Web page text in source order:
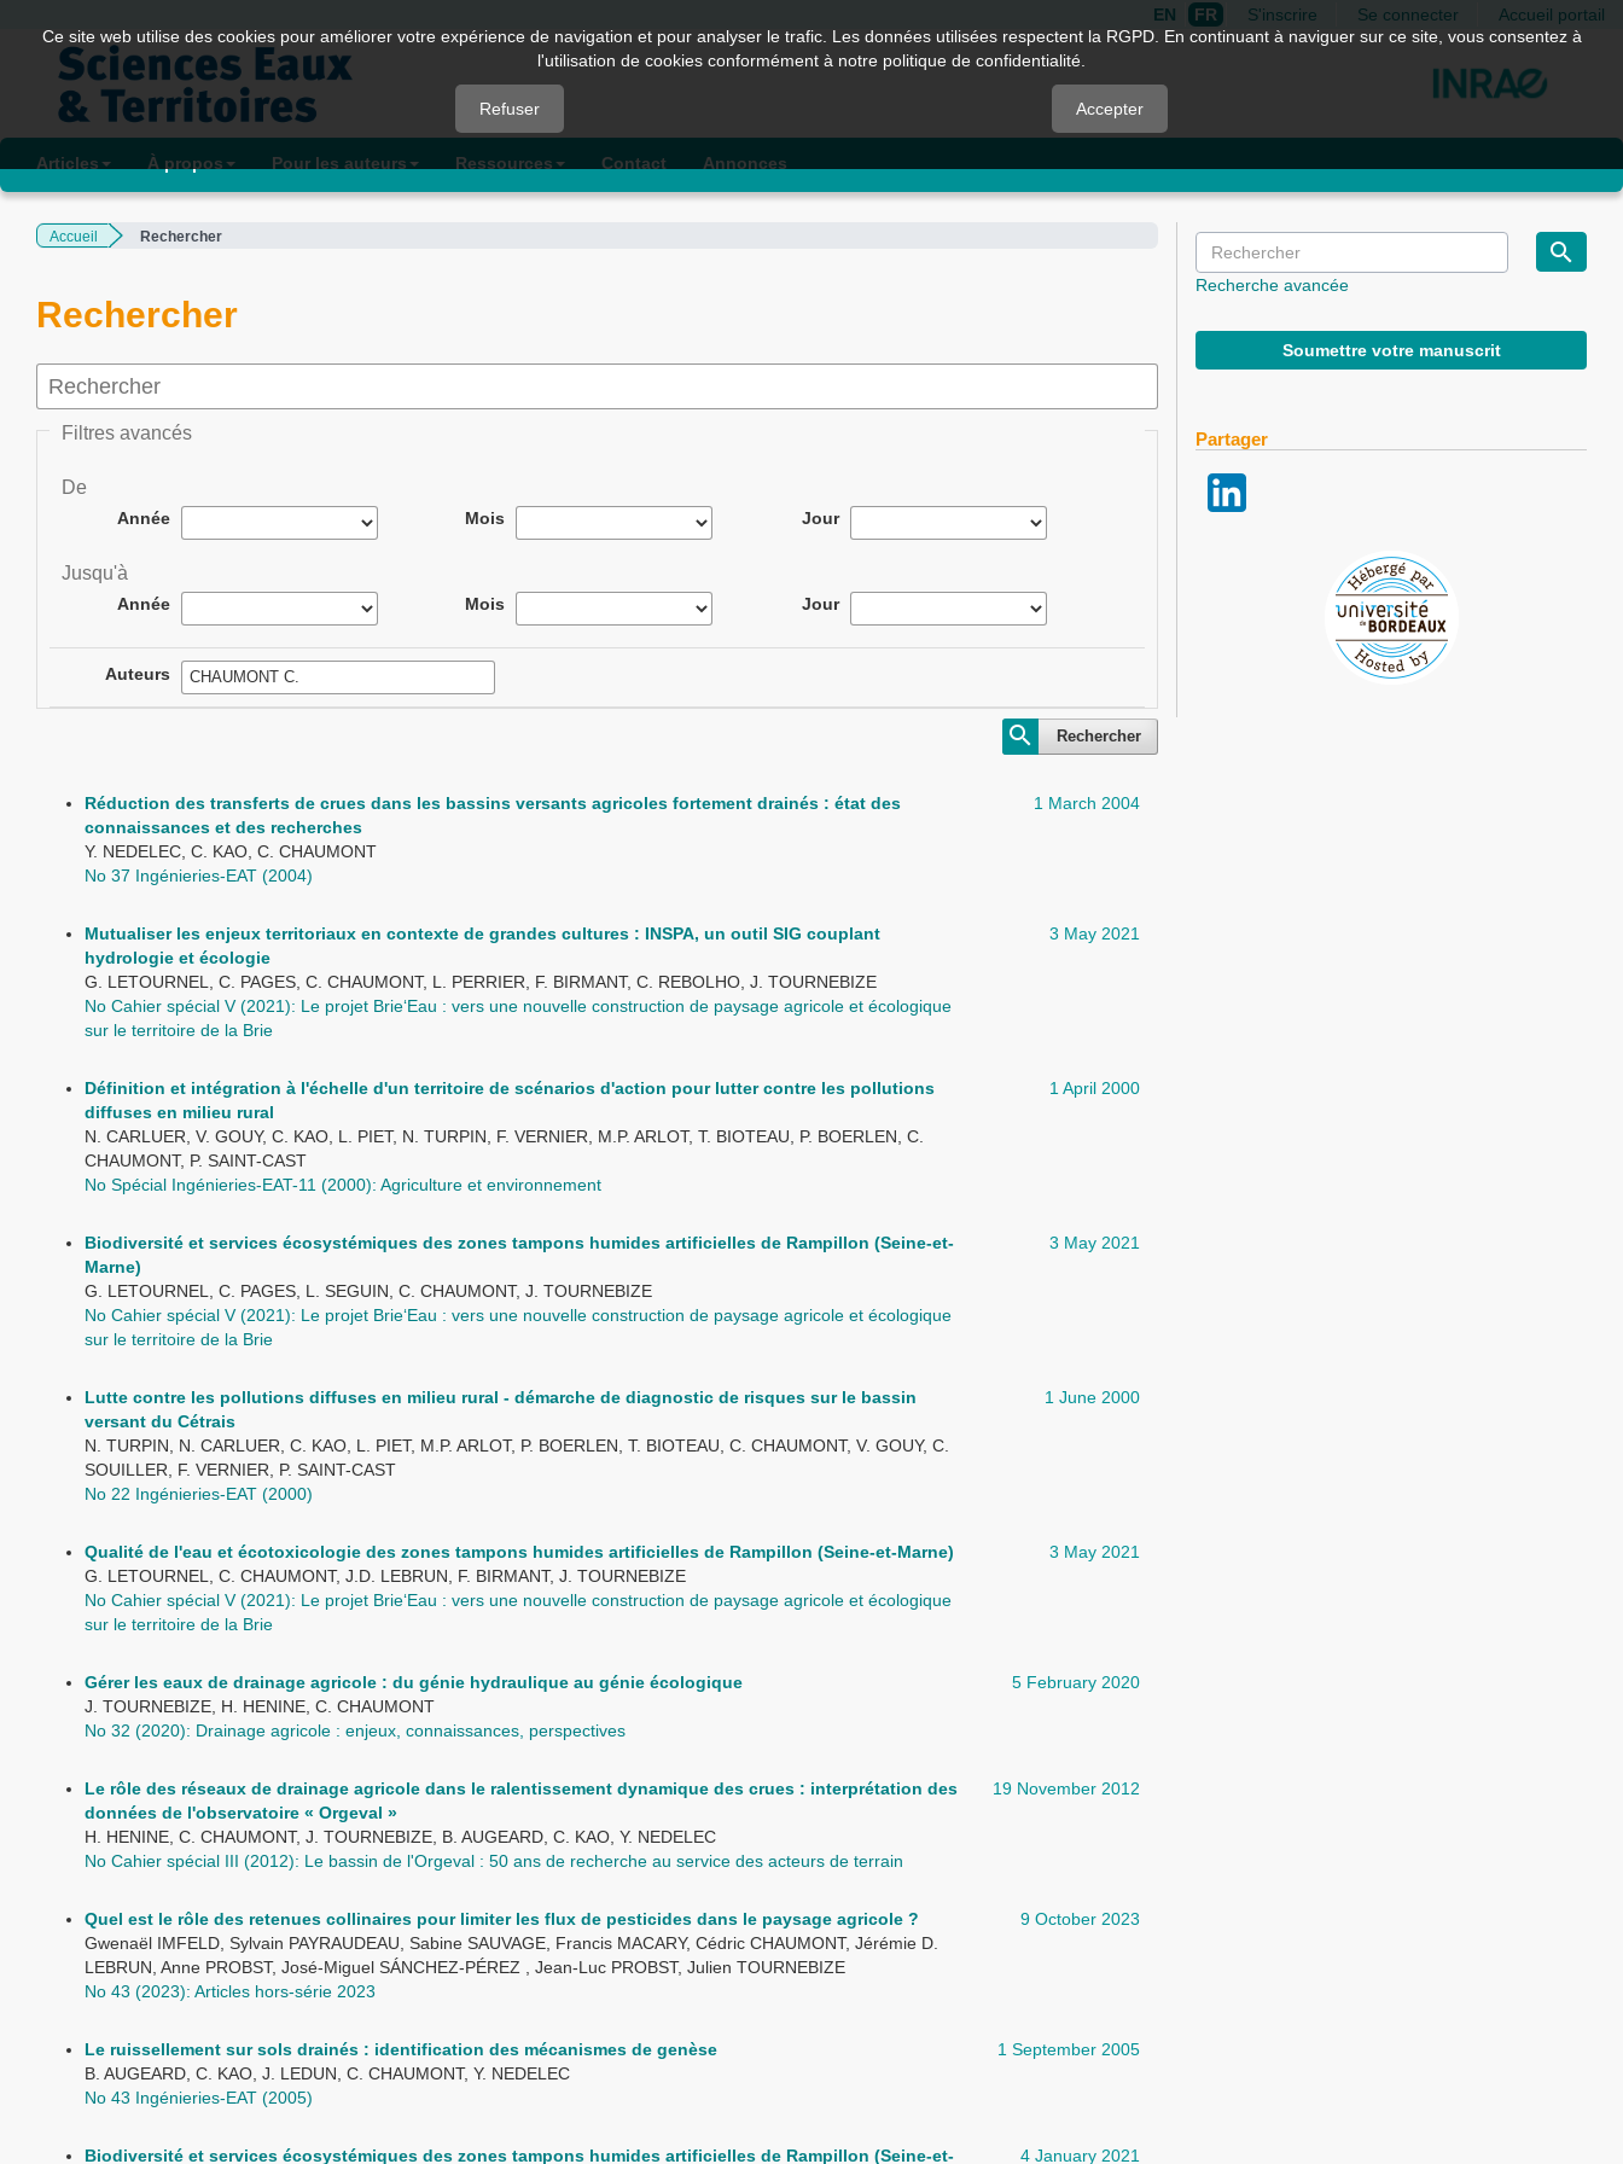
Quick
jump
page
content
Navigation
Main
Sidebar
EN FR S'inscrire Se connecter Accueil portail
Articles À propos Pour les auteurs Ressources Contact Annonces
Accueil Rechercher
Rechercher
Filtres avancés
De
Année Mois Jour
Jusqu'à
Année Mois Jour
Auteurs
Rechercher
1 March 2004
Réduction des transferts de crues dans les bassins versants agricoles fortement drainés : état des
connaissances et des recherches
Y. NEDELEC, C. KAO, C. CHAUMONT
No 37 Ingénieries-EAT (2004)
3 May 2021
Mutualiser les enjeux territoriaux en contexte de grandes cultures : INSPA, un outil SIG couplant
hydrologie et écologie
G. LETOURNEL, C. PAGES, C. CHAUMONT, L. PERRIER, F. BIRMANT, C. REBOLHO, J. TOURNEBIZE
No Cahier spécial V (2021): Le projet Brie‘Eau : vers une nouvelle construction de paysage agricole et écologique
sur le territoire de la Brie
1 April 2000
Définition et intégration à l'échelle d'un territoire de scénarios d'action pour lutter contre les pollutions
diffuses en milieu rural
N. CARLUER, V. GOUY, C. KAO, L. PIET, N. TURPIN, F. VERNIER, M.P. ARLOT, T. BIOTEAU, P. BOERLEN, C.
CHAUMONT, P. SAINT-CAST
No Spécial Ingénieries-EAT-11 (2000): Agriculture et environnement
3 May 2021
Biodiversité et services écosystémiques des zones tampons humides artificielles de Rampillon (Seine-et-
Marne)
G. LETOURNEL, C. PAGES, L. SEGUIN, C. CHAUMONT, J. TOURNEBIZE
No Cahier spécial V (2021): Le projet Brie‘Eau : vers une nouvelle construction de paysage agricole et écologique
sur le territoire de la Brie
1 June 2000
Lutte contre les pollutions diffuses en milieu rural - démarche de diagnostic de risques sur le bassin
versant du Cétrais
N. TURPIN, N. CARLUER, C. KAO, L. PIET, M.P. ARLOT, P. BOERLEN, T. BIOTEAU, C. CHAUMONT, V. GOUY, C.
SOUILLER, F. VERNIER, P. SAINT-CAST
No 22 Ingénieries-EAT (2000)
3 May 2021
Qualité de l'eau et écotoxicologie des zones tampons humides artificielles de Rampillon (Seine-et-Marne)
G. LETOURNEL, C. CHAUMONT, J.D. LEBRUN, F. BIRMANT, J. TOURNEBIZE
No Cahier spécial V (2021): Le projet Brie‘Eau : vers une nouvelle construction de paysage agricole et écologique
sur le territoire de la Brie
5 February 2020
Gérer les eaux de drainage agricole : du génie hydraulique au génie écologique
J. TOURNEBIZE, H. HENINE, C. CHAUMONT
No 32 (2020): Drainage agricole : enjeux, connaissances, perspectives
19 November 2012
Le rôle des réseaux de drainage agricole dans le ralentissement dynamique des crues : interprétation des
données de l'observatoire « Orgeval »
H. HENINE, C. CHAUMONT, J. TOURNEBIZE, B. AUGEARD, C. KAO, Y. NEDELEC
No Cahier spécial III (2012): Le bassin de l'Orgeval : 50 ans de recherche au service des acteurs de terrain
9 October 2023
Quel est le rôle des retenues collinaires pour limiter les flux de pesticides dans le paysage agricole ?
Gwenaël IMFELD, Sylvain PAYRAUDEAU, Sabine SAUVAGE, Francis MACARY, Cédric CHAUMONT, Jérémie D.
LEBRUN, Anne PROBST, José-Miguel SÁNCHEZ-PÉREZ , Jean-Luc PROBST, Julien TOURNEBIZE
No 43 (2023): Articles hors-série 2023
1 September 2005
Le ruissellement sur sols drainés : identification des mécanismes de genèse
B. AUGEARD, C. KAO, J. LEDUN, C. CHAUMONT, Y. NEDELEC
No 43 Ingénieries-EAT (2005)
4 January 2021
Biodiversité et services écosystémiques des zones tampons humides artificielles de Rampillon (Seine-et-
Recherche avancée
Soumettre votre manuscrit
Partager
Ce site web utilise des cookies pour améliorer votre expérience de navigation et pour analyser le trafic. Les données utilisées respectent la RGPD. En continuant à naviguer sur ce site, vous consentez à
l'utilisation de cookies conformément à notre politique de confidentialité.
Refuser Accepter